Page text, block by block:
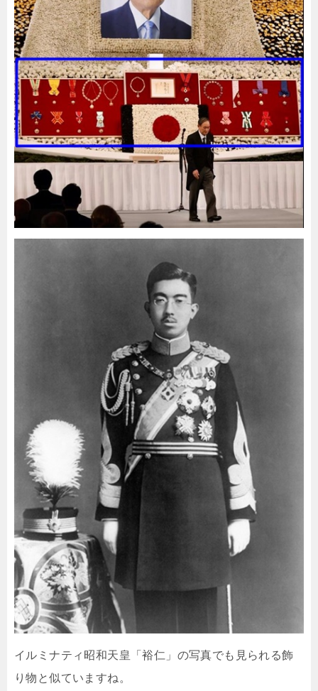
イルミナティ昭和天皇「裕仁」の写真でも見られる飾
り物と似ていますね。